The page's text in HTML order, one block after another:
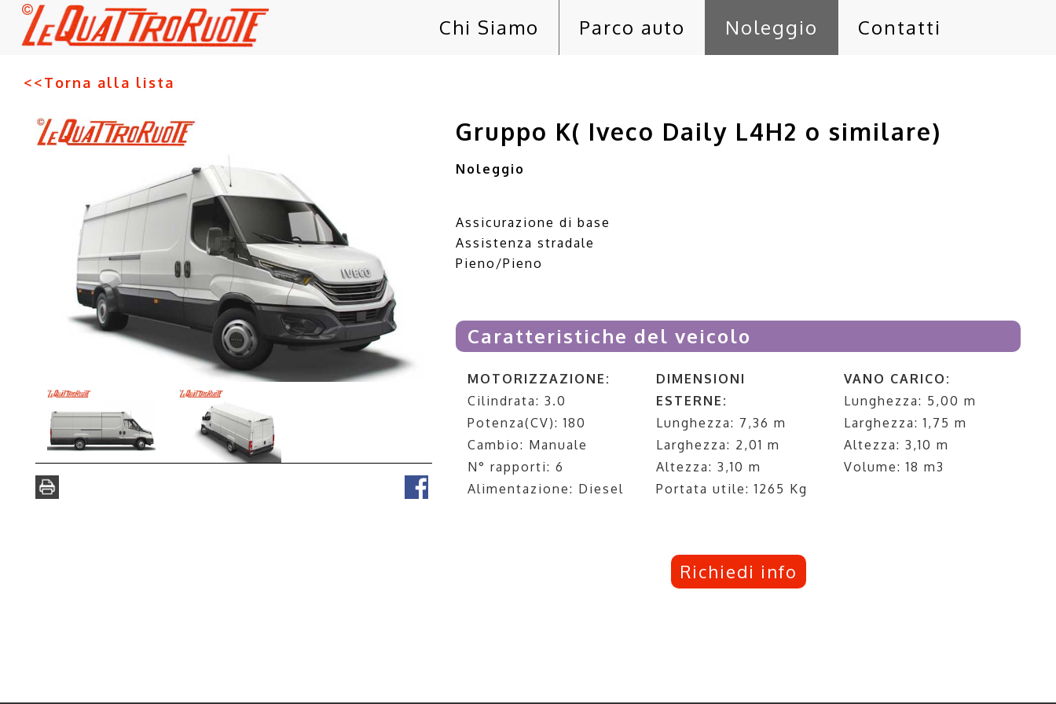
Chi Siamo Parco auto Noleggio Contatti
<<Torna alla lista
Gruppo K( Iveco Daily L4H2 o similare)
Noleggio
Assicurazione di base
Assistenza stradale
Pieno/Pieno
Caratteristiche del veicolo
MOTORIZZAZIONE:
Cilindrata: 3.0
Potenza(CV): 180
Cambio: Manuale
N° rapporti: 6
Alimentazione: Diesel
DIMENSIONI
ESTERNE:
Lunghezza: 7,36 m
Larghezza: 2,01 m
Altezza: 3,10 m
Portata utile: 1265 Kg
VANO CARICO:
Lunghezza: 5,00 m
Larghezza: 1,75 m
Altezza: 3,10 m
Volume: 18 m3
Richiedi info